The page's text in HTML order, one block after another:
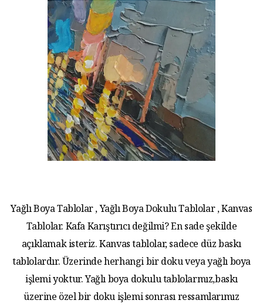
Yağlı Boya Tablolar , Yağlı Boya Dokulu Tablolar , Kanvas
Tablolar. Kafa Karıştırıcı değilmi? En sade şekilde
açıklamak isteriz. Kanvas tablolar, sadece düz baskı
tablolardır. Üzerinde herhangi bir doku veya yağlı boya
işlemi yoktur. Yağlı boya dokulu tablolarmız,baskı
üzerine özel bir doku işlemi sonrası ressamlarımız